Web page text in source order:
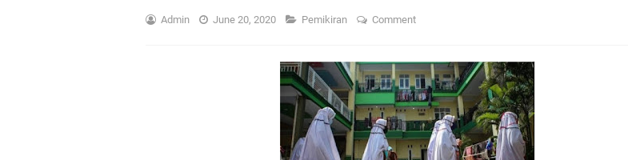
Admin June 20, 2020 Pemikiran Comment